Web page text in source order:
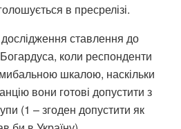
в пресрелізі.
ставлення до
коли респонденти
шкалою, наскільки
вони готові допустити з
(1 – згоден допустити як